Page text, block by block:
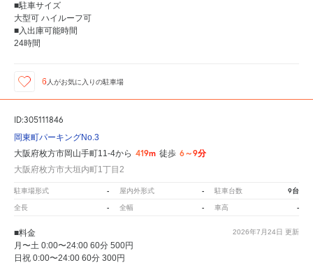
■駐車サイズ
大型可 ハイルーフ可
■入出庫可能時間
24時間
6 人がお気に入りの駐車場
ID:305111846
岡東町パーキングNo.3
大阪府枚方市岡山手町11-4から 419m 徒歩 6～9分
大阪府枚方市大垣内町1丁目2
駐車場形式 - 屋内外形式 - 駐車台数 9台
全長 - 全幅 - 車高 -
2026年7月24日 更新
■料金
月〜土 0:00〜24:00 60分 500円
日祝 0:00〜24:00 60分 300円